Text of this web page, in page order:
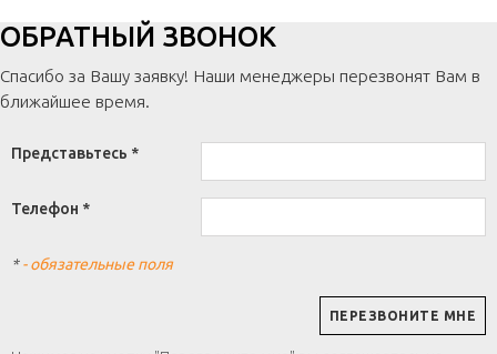
ОБРАТНЫЙ ЗВОНОК
Спасибо за Вашу заявку! Наши менеджеры перезвонят Вам в
ближайшее время.
Представьтесь *
Телефон *
*- обязательные поля